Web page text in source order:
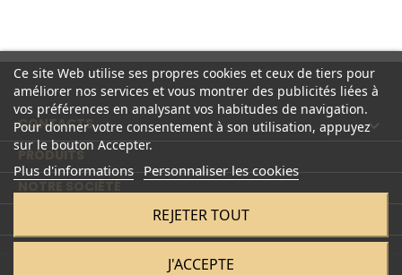
CONTACTS 
PRODUITS

Ce site Web utilise ses propres cookies et ceux de tiers pour
améliorer nos services et vous montrer des publicités liées à
vos préférences en analysant vos habitudes de navigation.
Pour donner votre consentement à son utilisation, appuyez
sur le bouton Accepter.
Plus d'informations Personnaliser les cookies
REJETER TOUT
J'ACCEPTE